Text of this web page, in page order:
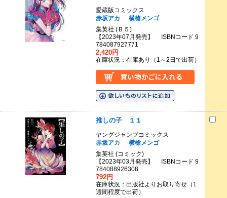
愛蔵版コミックス
赤坂アカ
横槍メンゴ
集英社 (Ｂ５)
【2023年07月発売】 ISBNコード 9
784087927771
2,420円
在庫状況：在庫あり（1～2日で出荷）
推しの子 １１
ヤングジャンプコミックス
赤坂アカ
横槍メンゴ
集英社 (コミック)
【2023年03月発売】 ISBNコード 9
784088926308
792円
在庫状況：出版社よりお取り寄せ（1
週間程度で出荷）